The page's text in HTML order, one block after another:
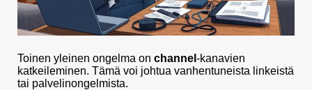
Toinen yleinen ongelma on channel -kanavien
katkeileminen. Tämä voi johtua vanhentuneista linkeistä
tai palvelinongelmista.